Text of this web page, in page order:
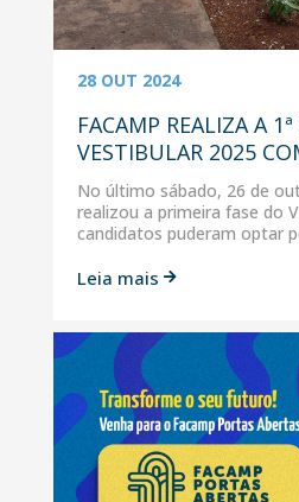
28 OUT 2024
FACAMP REALIZA A
VESTIBULAR 2025
No último sábado, 26 de
realizou a primeira fase do
candidatos puderam optar
Leia mais 